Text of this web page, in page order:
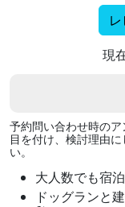
現
予約問い合わせ時の
目を付け、検討理由
い。
大人数でも宿
ドッグランと